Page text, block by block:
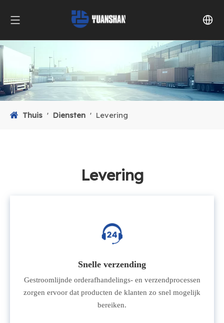
Thuis ' Diensten ' Levering
Levering​​​​​
Snelle verzending
Gestroomlijnde orderafhandelings- en verzendprocessen
zorgen ervoor dat producten de klanten zo snel mogelijk
bereiken.